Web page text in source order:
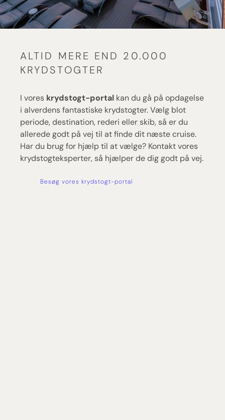
ALTID MERE END 20.000
KRYDSTOGTER
I vores krydstogt-portal kan du gå på opdagelse
i alverdens fantastiske krydstogter. Vælg blot
periode, destination, rederi eller skib, så er du
allerede godt på vej til at finde dit næste cruise.
Har du brug for hjælp til at vælge? Kontakt vores
krydstogteksperter, så hjælper de dig godt på vej.
Besøg vores krydstogt-portal